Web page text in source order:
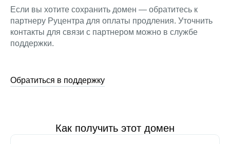
Если вы хотите сохранить домен — обратитесь к
партнеру Руцентра для оплаты продления. Уточнить
контакты для связи с партнером можно в службе
поддержки.
Обратиться в поддержку
Как получить этот домен